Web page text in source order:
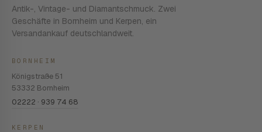
Antik-, Vintage- und Diamantschmuck. Zwei
Geschäfte in Bornheim und Kerpen, ein
Versandankauf deutschlandweit.
BORNHEIM
Königstraße 51
53332 Bornheim
02222 · 939 74 68
KERPEN